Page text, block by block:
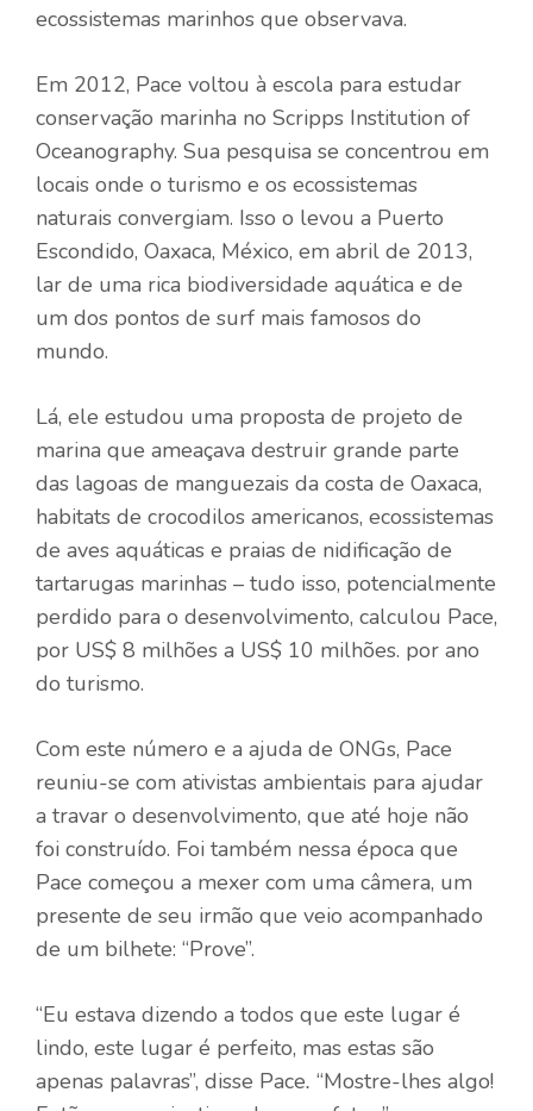
ecossistemas marinhos que observava.
Em 2012, Pace voltou à escola para estudar
conservação marinha no Scripps Institution of
Oceanography. Sua pesquisa se concentrou em
locais onde o turismo e os ecossistemas
naturais convergiam. Isso o levou a Puerto
Escondido, Oaxaca, México, em abril de 2013,
lar de uma rica biodiversidade aquática e de
um dos pontos de surf mais famosos do
mundo.
Lá, ele estudou uma proposta de projeto de
marina que ameaçava destruir grande parte
das lagoas de manguezais da costa de Oaxaca,
habitats de crocodilos americanos, ecossistemas
de aves aquáticas e praias de nidificação de
tartarugas marinhas – tudo isso, potencialmente
perdido para o desenvolvimento, calculou Pace,
por US$ 8 milhões a US$ 10 milhões. por ano
do turismo.
Com este número e a ajuda de ONGs, Pace
reuniu-se com ativistas ambientais para ajudar
a travar o desenvolvimento, que até hoje não
foi construído. Foi também nessa época que
Pace começou a mexer com uma câmera, um
presente de seu irmão que veio acompanhado
de um bilhete: “Prove”.
“Eu estava dizendo a todos que este lugar é
lindo, este lugar é perfeito, mas estas são
apenas palavras”, disse Pace. “Mostre-lhes algo!